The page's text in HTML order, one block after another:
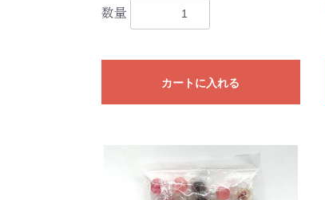
数量
カートに入れる